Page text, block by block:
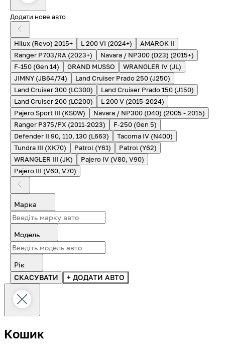
Додати нове авто
Hilux (Revo) 2015+ L 200 VI (2024+)
AMAROK II
Ranger P703/RA (2023+)
Navara / NP300 (D23) (2015+)
F-150 (Gen 14)
GRAND MUSSO
WRANGLER IV (JL)
JIMNY (JB64/74)
Land Cruiser Prado 250 (J250)
Land Cruiser 300 (LC300)
Land Cruiser Prado 150 (J150)
Land Cruiser 200 (LC200)
L 200 V (2015-2024)
Pajero Sport III (KS0W)
Navara / NP300 (D40) (2005 - 2015)
Ranger P375/PX (2011-2023)
F-250 (Gen 5)
Defender II 90, 110, 130 (L663)
Tacoma IV (N400)
Tundra III (XK70)
Patrol (Y61)
Patrol (Y62)
WRANGLER III (JK)
Pajero IV (V80, V90)
Pajero III (V60, V70)
Марка
Модель
Рік
СКАСУВАТИ
+ ДОДАТИ АВТО
Кошик